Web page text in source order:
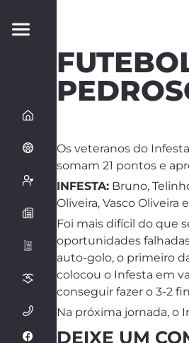
Os veteranos do
somam 21 pontos e
INFESTA: Bruno,
Oliveira, Vasco Oliveira
Foi mais difícil do que
oportunidades
auto-golo, o primeiro
colocou o Infesta em
conseguir fazer o 3-2
Na próxima jornada, o
DEIXE UM